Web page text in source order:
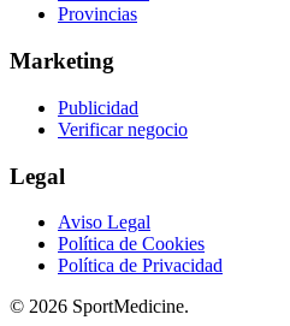
Provincias
Marketing
Publicidad
Verificar negocio
Legal
Aviso Legal
Política de Cookies
Política de Privacidad
© 2026 SportMedicine.